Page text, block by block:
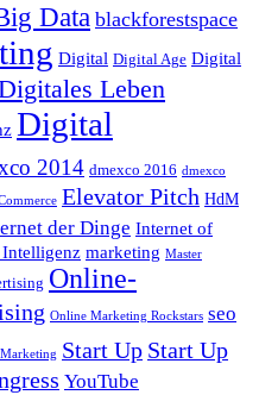
Datablackforestspace
Digital Digital Age Digital
Leben
Digital
2014 dmexco 2016 dmexco
Elevator Pitch HdM
der Dinge Internet of
marketing Master
Online-
Online Marketing Rockstars seo
Start Up Start Up
YouTube